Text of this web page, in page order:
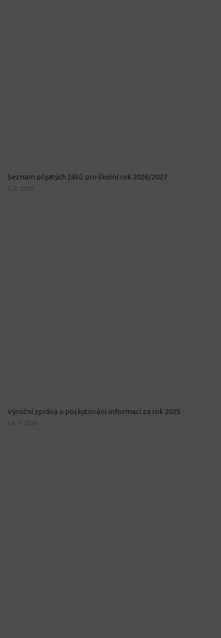
Seznam přijatých žáků pro školní rok 2026/2027
5. 2. 2026
Výroční zpráva o poskytování informací za rok 2025
14. 1. 2026